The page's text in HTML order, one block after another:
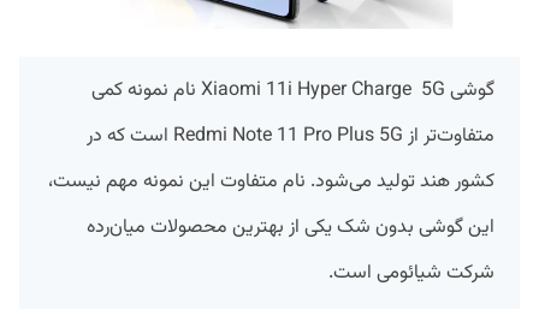
گوشی Xiaomi 11i Hyper Charge 5G نام نمونه کمی
متفاوت‌تر از Redmi Note 11 Pro Plus 5G است که در
کشور هند تولید می‌شود. نام متفاوت این نمونه مهم نیست،
این گوشی بدون شک یکی از بهترین محصولات میان‌رده
شرکت شیائومی است.